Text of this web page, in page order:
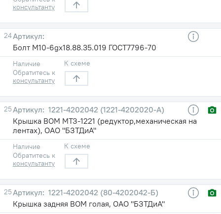
консультанту
24
Болт М10-6gх18.88.35.019 ГОСТ7796-70
Наличие
Обратитесь к
консультанту
К схеме
25
1221-4202042 (1221-4202020-А)
Крышка ВОМ МТЗ-1221 (редуктор,механическая на
лентах), ОАО "БЗТДиА"
Наличие
Обратитесь к
консультанту
К схеме
25
1221-4202042 (80-4202042-Б)
Крышка задняя ВОМ голая, ОАО "БЗТДиА"